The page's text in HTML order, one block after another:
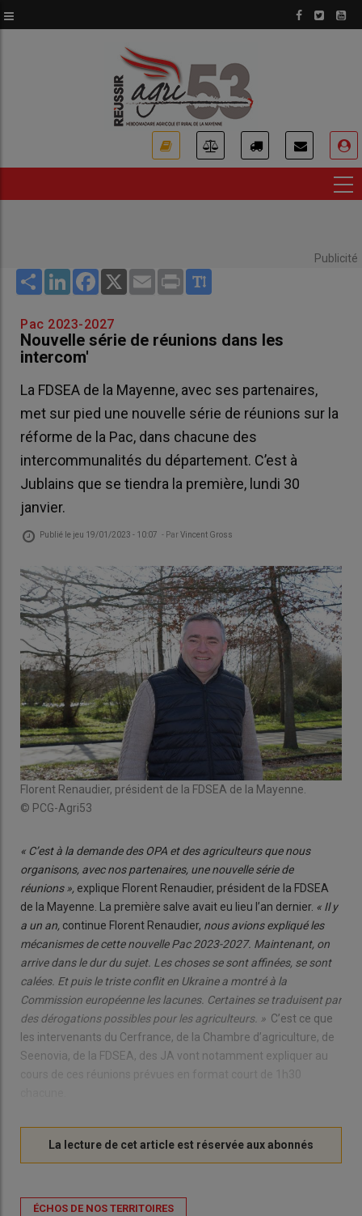
au
Publicité
Share LinkedInFacebook
X Email Print
Pac 2023-2027
Nouvelle série de réunions dans les
intercom'
La FDSEA de la Mayenne, avec ses partenaires,
met sur pied une nouvelle série de réunions sur la
réforme de la Pac, dans chacune des
intercommunalités du département. C’est à
Jublains que se tiendra la première, lundi 30
janvier.
Publié le jeu 19/01/2023 - 10:07 - ParVincent Gross
Florent Renaudier, président de la FDSEA de la Mayenne.
© PCG-Agri53
« C’est à la demande des OPA et des agriculteurs que nous
organisons, avec nos partenaires, une nouvelle série de
réunions », explique Florent Renaudier, président de la FDSEA
de la Mayenne. La première salve avait eu lieu l’an dernier. « Il y
a un an, continue Florent Renaudier, nous avions expliqué les
mécanismes de cette nouvelle Pac 2023-2027. Maintenant, on
arrive dans le dur du sujet. Les choses se sont affinées, se sont
calées. Et puis le triste conflit en Ukraine a montré à la
Commission européenne les lacunes. Certaines se traduisent par
des dérogations possibles pour les agriculteurs. » C’est ce que
les intervenants du Cerfrance, de la Chambre d’agriculture, de
Seenovia, de la FDSEA, des JA vont notamment expliquer au
ÉCHOS DE NOS TERRITOIRES